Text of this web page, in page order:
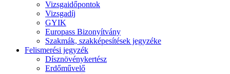
Vizsgaidőpontok
Vizsgadíj
GYIK
Europass Bizonyítvány
Szakmák, szakképesítések jegyzéke
Felismerési jegyzék
Dísznövénykertész
Erdőművelő